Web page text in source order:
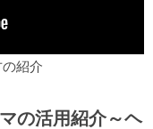
紹介
の活用紹介～ヘ